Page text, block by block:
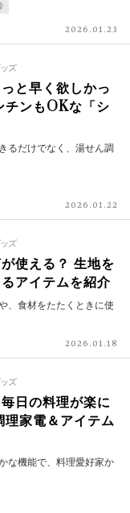
2026.01.23
ズ
と早く欲しかっ
チンもOKな「シ
るだけでなく、湯せん調
2026.01.22
ズ
使える？ 生地を
アイテムを紹介
、食材をたたくときに使
2026.01.18
ズ
日の料理が楽に
家電＆アイテム
な機能で、料理愛好家か